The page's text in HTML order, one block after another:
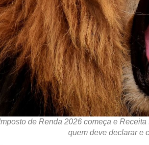
de Renda 2026 começa e
quem deve declarar e